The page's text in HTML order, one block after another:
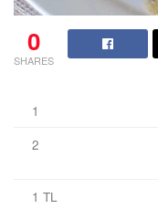
0
SHARES
1
2
1 TL